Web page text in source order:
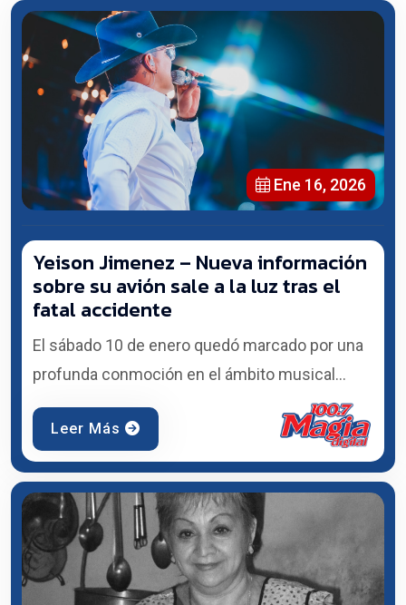
Ene 16, 2026
Yeison Jimenez – Nueva información
sobre su avión sale a la luz tras el
fatal accidente
El sábado 10 de enero quedó marcado por una
profunda conmoción en el ámbito musical...
Leer Más